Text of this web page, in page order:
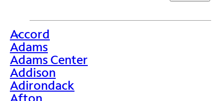
>
Accord
Adams
Adams Center
Addison
Adirondack
Afton